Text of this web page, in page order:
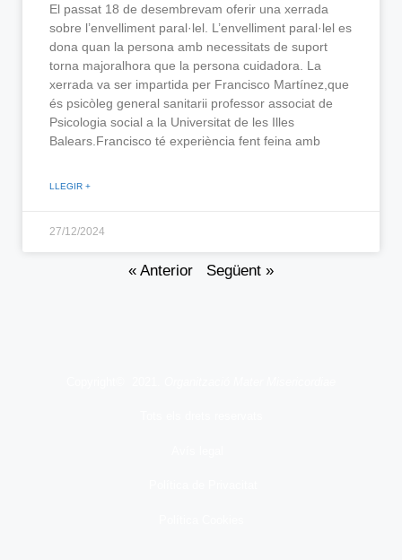
El passat 18 de desembrevam oferir una xerrada
sobre l’envelliment paral·lel. L’envelliment paral·lel es
dona quan la persona amb necessitats de suport
torna majoralhora que la persona cuidadora. La
xerrada va ser impartida per Francisco Martínez,que
és psicòleg general sanitarii professor associat de
Psicologia social a la Universitat de les Illes
Balears.Francisco té experiència fent feina amb
LLEGIR +
27/12/2024
« Anterior Següent »